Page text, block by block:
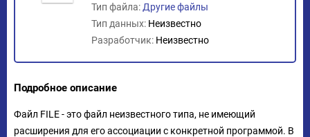
Тип файла: Другие файлы
Тип данных: Неизвестно
Разработчик: Неизвестно
Подробное описание
Файл FILE - это файл неизвестного типа, не имеющий
расширения для его ассоциации с конкретной программой. В